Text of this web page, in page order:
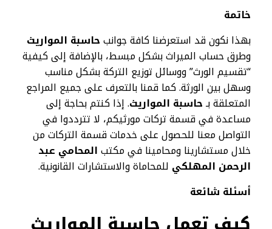
خاتمة
بهذا نكون قد استعرضنا كافة جوانبحاسبة المواريث
وطرق حساب الميراث بشكل مبسط، بالإضافة إلى كيفية
“تقسيم الورث” ووسائل توزيع التركة بشكل مناسب
وسهل بين الورثة. كما قمنا بالتعرف على جميع المراجع
المتعلقة بـحاسبة المواريث. إذا كنتم بحاجة إلى
مساعدة في قسمة تركات مورثيكم، لا تترددوا في
التواصل معنا للحصول على خدمات قسمة التركات من
خلال مستشارينا ومحامينا في مكتبالمحامي عبد
الرحمن المهلكي للمحاماة والاستشارات القانونية.
أسئلة شائعة